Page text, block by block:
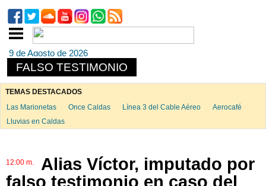
9 de Agosto de 2026
FALSO TESTIMONIO
TEMAS DESTACADOS
Las Marionetas
Once Caldas Línea 3 del Cable Aéreo
Aerocafé
Lluvias en Caldas
12:00 m.
Alias Víctor, imputado por
falso testimonio en caso del